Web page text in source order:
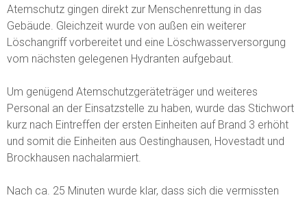
Atemschutz gingen direkt zur Menschenrettung in das
Gebäude. Gleichzeit wurde von außen ein weiterer
Löschangriff vorbereitet und eine Löschwasserversorgung
vom nächsten gelegenen Hydranten aufgebaut.
Um genügend Atemschutzgeräteträger und weiteres
Personal an der Einsatzstelle zu haben, wurde das Stichwort
kurz nach Eintreffen der ersten Einheiten auf Brand 3 erhöht
und somit die Einheiten aus Oestinghausen, Hovestadt und
Brockhausen nachalarmiert.
Nach ca. 25 Minuten wurde klar, dass sich die vermissten